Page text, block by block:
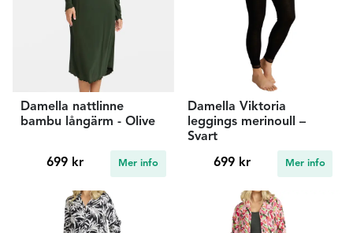
Damella nattlinne
bambu långärm - Olive
699 kr Mer info
Damella Viktoria
leggings merinoull –
Svart
699 kr Mer info